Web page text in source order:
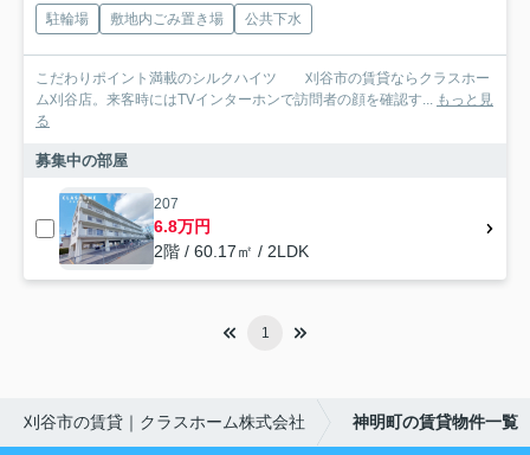
駐輪場 敷地内ごみ置き場 公共下水
こだわりポイント満載のシルクハイツ 刈谷市の賃貸ならクラスホー
ム刈谷店。来客時にはTVインターホンで訪問者の顔を確認す... もっと見
る
募集中の部屋
207
6.8万円
2階 / 60.17㎡ / 2LDK
1
刈谷市の賃貸｜クラスホーム株式会社 神明町の賃貸物件一覧